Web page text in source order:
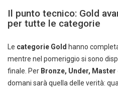
Il punto tecnico: Gold
per tutte le categorie
Le categorie Gold hanno
mentre nel pomeriggio si sono
finale. Per Bronze, Under, Master
domani sarà quella delle verità: